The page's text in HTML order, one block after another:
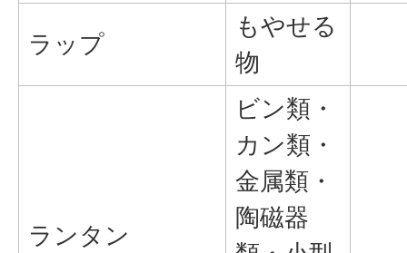
ラップ
もやせる
物
ランタン
ビン類・
カン類・
金属類・
陶磁器